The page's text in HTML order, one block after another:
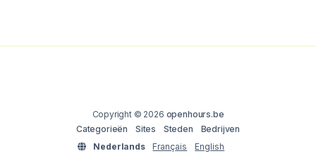
Copyright © 2026 openhours.be
Categorieën
Sites Steden
Bedrijven
Nederlands
Français English